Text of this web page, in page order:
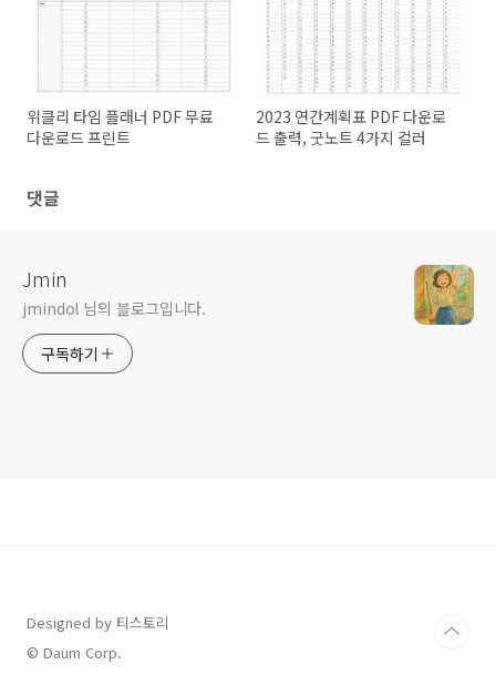
위클리 타임 플래너 PDF 무료
다운로드 프린트
2023 연간계획표 PDF 다운로
드 출력, 굿노트 4가지 컬러
댓글
Jmin
jmindol 님의 블로그입니다.
구독하기
Designed by 티스토리
© Daum Corp.